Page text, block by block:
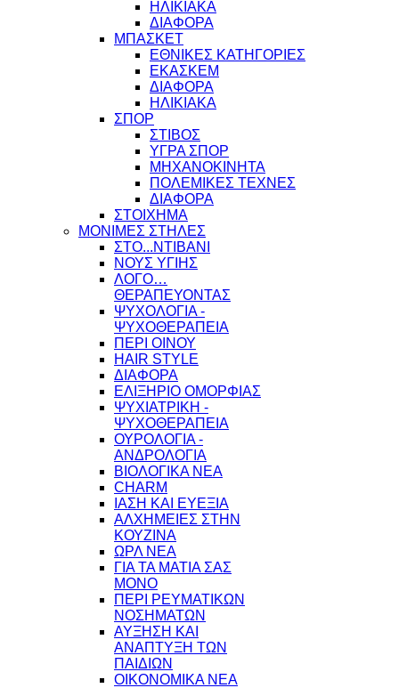
ΗΛΙΚΙΑΚΑ
ΔΙΑΦΟΡΑ
ΜΠΑΣΚΕΤ
ΕΘΝΙΚΕΣ ΚΑΤΗΓΟΡΙΕΣ
ΕΚΑΣΚΕΜ
ΔΙΑΦΟΡΑ
ΗΛΙΚΙΑΚΑ
ΣΠΟΡ
ΣΤΙΒΟΣ
ΥΓΡΑ ΣΠΟΡ
ΜΗΧΑΝΟΚΙΝΗΤΑ
ΠΟΛΕΜΙΚΕΣ ΤΕΧΝΕΣ
ΔΙΑΦΟΡΑ
ΣΤΟΙΧΗΜΑ
ΜΟΝΙΜΕΣ ΣΤΗΛΕΣ
ΣΤΟ...ΝΤΙΒΑΝΙ
ΝΟΥΣ ΥΓΙΗΣ
ΛΟΓΟ…
ΘΕΡΑΠΕΥΟΝΤΑΣ
ΨΥΧΟΛΟΓΙΑ -
ΨΥΧΟΘΕΡΑΠΕΙΑ
ΠΕΡΙ ΟΙΝΟΥ
HAIR STYLE
ΔΙΑΦΟΡΑ
ΕΛΙΞΗΡΙΟ ΟΜΟΡΦΙΑΣ
ΨΥΧΙΑΤΡΙΚΗ -
ΨΥΧΟΘΕΡΑΠΕΙΑ
ΟΥΡΟΛΟΓΙΑ -
ΑΝΔΡΟΛΟΓΙΑ
ΒΙΟΛΟΓΙΚΑ ΝΕΑ
CHARM
ΙΑΣΗ ΚΑΙ ΕΥΕΞΙΑ
ΑΛΧΗΜΕΙΕΣ ΣΤΗΝ
ΚΟΥΖΙΝΑ
ΩΡΛ ΝEA
ΓΙΑ ΤΑ ΜΑΤΙΑ ΣΑΣ
ΜΟΝΟ
ΠΕΡΙ ΡΕΥΜΑΤΙΚΩΝ
ΝΟΣΗΜΑΤΩΝ
ΑΥΞΗΣΗ ΚΑΙ
ΑΝΑΠΤΥΞΗ ΤΩΝ
ΠΑΙΔΙΩΝ
ΟΙΚΟΝΟΜΙΚΑ ΝΕΑ